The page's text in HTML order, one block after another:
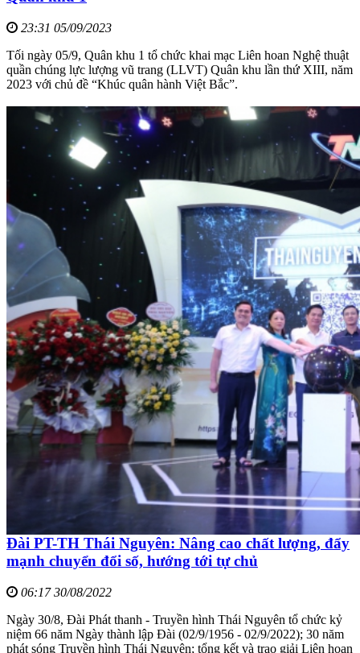
23:31 05/09/2023
Tối ngày 05/9, Quân khu 1 tổ chức khai mạc Liên hoan Nghệ thuật
quần chúng lực lượng vũ trang (LLVT) Quân khu lần thứ XIII, năm
2023 với chủ đề “Khúc quân hành Việt Bắc”.
Đài PT-TH Thái Nguyên: Nâng cao chất lượng, đẩy
mạnh chuyển đổi số, hướng tới tự chủ
06:17 30/08/2022
Ngày 30/8, Đài Phát thanh - Truyền hình Thái Nguyên tổ chức kỷ
niệm 66 năm Ngày thành lập Đài (02/9/1956 - 02/9/2022); 30 năm
phát sóng Truyền hình Thái Nguyên; tổng kết và trao giải Liên hoan